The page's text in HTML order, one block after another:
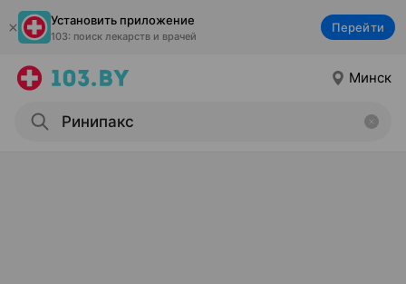
Установить приложение
103: поиск лекарств и врачей
Перейти
Минск